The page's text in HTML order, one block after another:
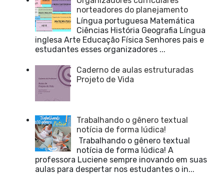
norteadores do planejamento
Língua portuguesa Matemática
Ciências História Geografia Língua
inglesa Arte Educação Física Senhores pais e
estudantes esses organizadores ...
Caderno de aulas estruturadas
Projeto de Vida
Trabalhando o gênero textual
notícia de forma lúdica!
Trabalhando o gênero textual
notícia de forma lúdica! A
professora Luciene sempre inovando em suas
aulas para despertar nos estudantes o in...